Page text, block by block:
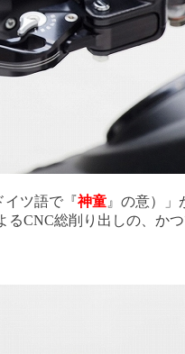
イツ語で『神童 』の意）」
るCNC総削り出しの、か